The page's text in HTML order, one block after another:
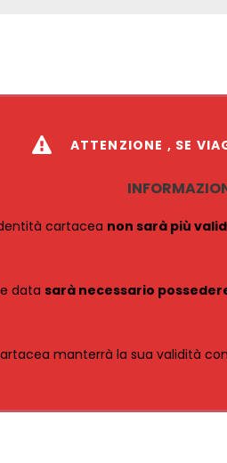
ATTENZIONE , SE
cartacea non sarà più
data sarà necessario
manterrà la sua validità